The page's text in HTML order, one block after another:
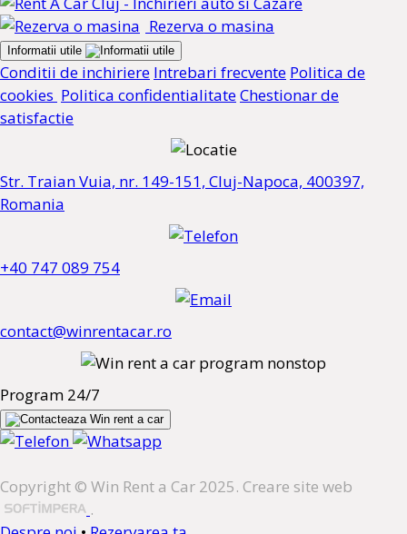
Rezerva o masina
Informatii utile
Conditii de inchiriere Intrebari frecvente Politica de
cookies Politica confidentialitateChestionar de
satisfactie
Str. Traian Vuia, nr. 149-151, Cluj-Napoca, 400397,
Romania
+40 747 089 754
contact@winrentacar.ro
Program 24/7
Copyright © Win Rent a Car 2025. Creare site web
.